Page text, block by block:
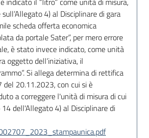
4) al Disciplinare di gara
scheda offerta economica
da portale Sater”, per mero errore
è stato invece indicato, come unità
oggetto dell’iniziativa, il
Si allega determina di rettifica
del 20.11.2023, con cui si è
a correggere l'unità di misura di cui
dell'Allegato 4) al Disciplinare di